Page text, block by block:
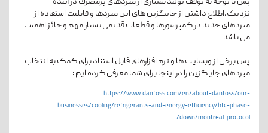
نزدیک،اطلاع داشتن از جایگزین های این مبردها و قابلیت استفاده از
مبردهای جدید در کمپرسورها و قطعات قدیمی بسیار مهم و حائز اهمیت
می باشد
پس برخی از وبسایـت ها و نرم افزارهای قابل استناد برای کمک به انتخاب
مبردهای جایـگزین را در اینجا برای شما معرفی کرده ایم :
https://www.danfoss.com/en/about-danfoss/our-
businesses/cooling/refrigerants-and-energy-efficiency/hfc-phase-
down/montreal-protocol/